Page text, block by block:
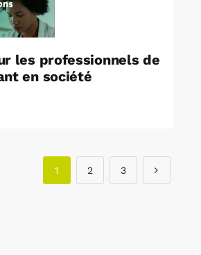
les professionnels de
en société
1 2 3